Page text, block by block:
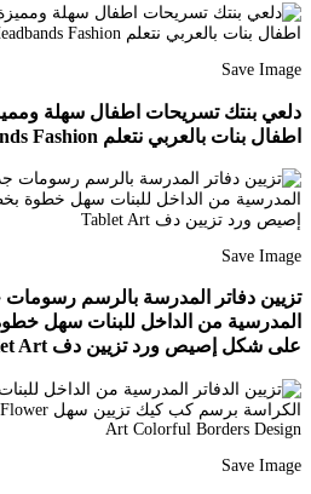
Save Image
دلعي بنتك تسريحات اطفال سهلة
اطفال بنات بالعربي نتعلم In 2021 Headbands Fashion
Save Image
تزيين دفاتر المدرسة بالرسم رسومات
المدرسية من الداخل للبنات سهل
على شكل إصيص ورد تزيين دف Tablet Art
Save Image